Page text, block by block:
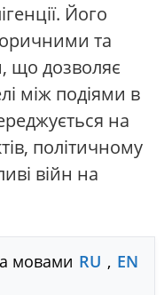
Його
та
що дозволяє
між подіями в
на
політичному
війн на
мовами RU , EN